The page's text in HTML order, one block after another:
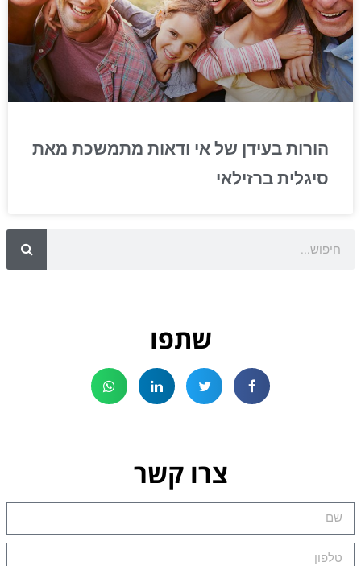
הורות בעידן של אי ודאות מתמשכת מאת
סיגלית ברזילאי
שתפו
צרו קשר